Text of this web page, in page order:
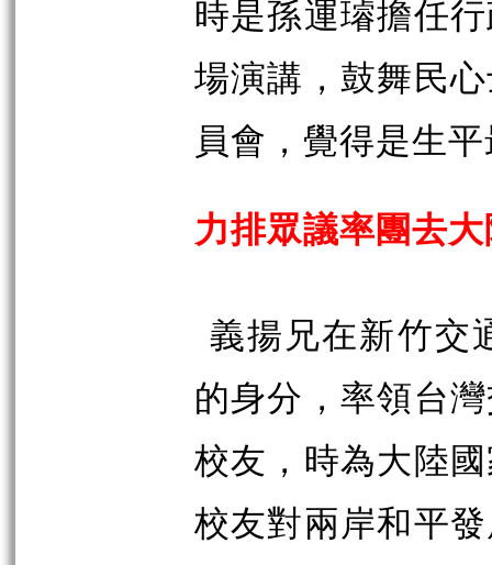
時是孫運璿擔任
場演講，鼓舞民
員會，覺得是生
力排眾議率團去
義揚兄在新竹交
的身分，率領台
校友，時為大陸
校友對兩岸和平